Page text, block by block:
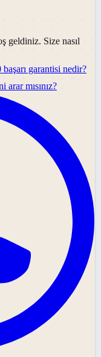
geldiniz. Size nasıl
başarı garantisi nedir?
arar mısınız?